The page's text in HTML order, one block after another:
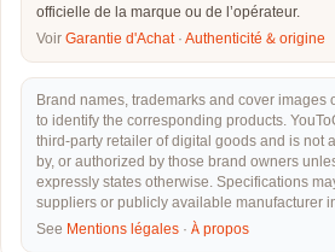
officielle de la marque ou de l’opérateur.
Voir Garantie d'Achat· Authenticité & origine
Brand names, trademarks and cover images
to identify the corresponding products.
third-party retailer of digital goods and is not
by, or authorized by those brand owners
expressly states otherwise. Specifications
suppliers or publicly available manufacturer
See Mentions légales · À propos